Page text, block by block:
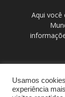
Aqui você
Usamos
experiência